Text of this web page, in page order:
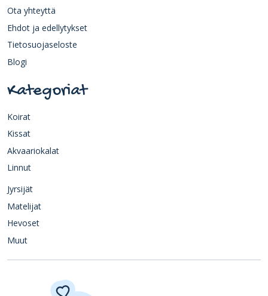
Ota yhteyttä
Ehdot ja edellytykset
Tietosuojaseloste
Blogi
Kategoriat
Koirat
Kissat
Akvaariokalat
Linnut
Jyrsijät
Matelijat
Hevoset
Muut